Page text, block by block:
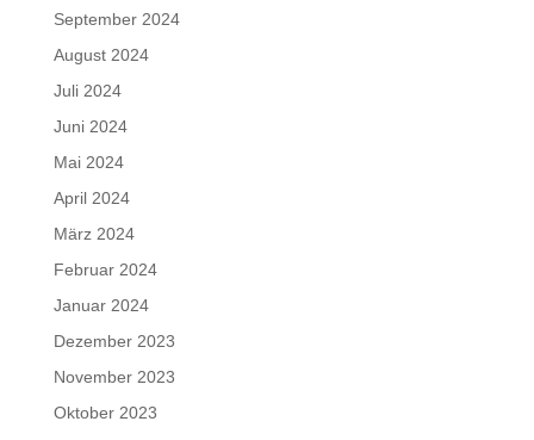
September 2024
August 2024
Juli 2024
Juni 2024
Mai 2024
April 2024
März 2024
Februar 2024
Januar 2024
Dezember 2023
November 2023
Oktober 2023